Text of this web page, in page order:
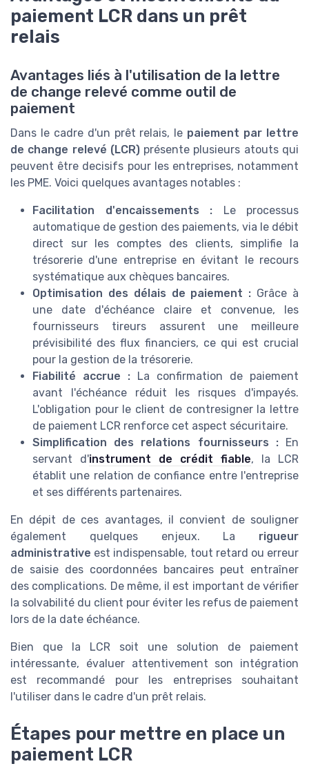
paiement LCR dans un prêt
relais
Avantages liés à l'utilisation de la lettre
de change relevé comme outil de
paiement
Dans le cadre d'un prêt relais, le paiement par lettre
de change relevé (LCR)présente plusieurs atouts qui
peuvent être decisifs pour les entreprises, notamment
les PME. Voici quelques avantages notables :
Facilitation d'encaissements : Le processus
automatique de gestion des paiements, via le débit
direct sur les comptes des clients, simplifie la
trésorerie d'une entreprise en évitant le recours
systématique aux chèques bancaires.
Optimisation des délais de paiement : Grâce à
une date d'échéance claire et convenue, les
fournisseurs tireurs assurent une meilleure
prévisibilité des flux financiers, ce qui est crucial
pour la gestion de la trésorerie.
Fiabilité accrue : La confirmation de paiement
avant l'échéance réduit les risques d'impayés.
L'obligation pour le client de contresigner la lettre
de paiement LCR renforce cet aspect sécuritaire.
Simplification des relations fournisseurs :En
servant d'instrument de crédit fiable, la LCR
établit une relation de confiance entre l'entreprise
et ses différents partenaires.
En dépit de ces avantages, il convient de souligner
également quelques enjeux. La rigueur
administrative est indispensable, tout retard ou erreur
de saisie des coordonnées bancaires peut entraîner
des complications. De même, il est important de vérifier
la solvabilité du client pour éviter les refus de paiement
lors de la date échéance.
Bien que la LCR soit une solution de paiement
intéressante, évaluer attentivement son intégration
est recommandé pour les entreprises souhaitant
l'utiliser dans le cadre d'un prêt relais.
Étapes pour mettre en place un
paiement LCR